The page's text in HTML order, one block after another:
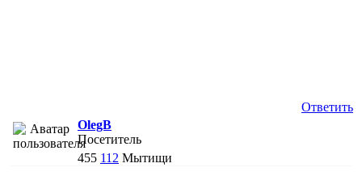
Ответить
OlegB
Посетитель
455 112 Мытищи